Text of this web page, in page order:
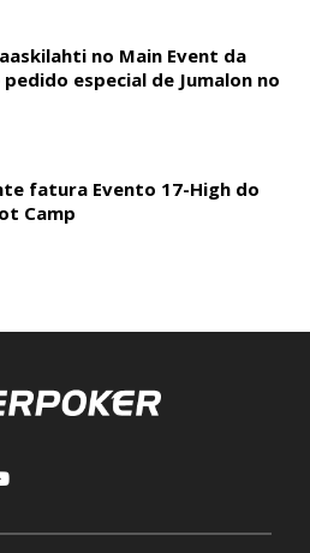
no Main Event da
pedido especial de Jumalon no
fatura Evento 17-High do
Camp